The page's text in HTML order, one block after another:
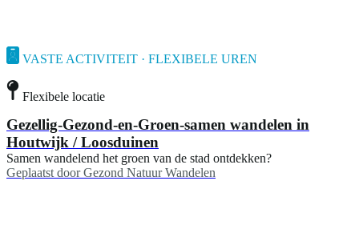
VASTE ACTIVITEIT · FLEXIBELE UREN
Flexibele locatie
Gezellig-Gezond-en-Groen-samen wandelen in
Houtwijk / Loosduinen
Samen wandelend het groen van de stad ontdekken?
Geplaatst door Gezond Natuur Wandelen